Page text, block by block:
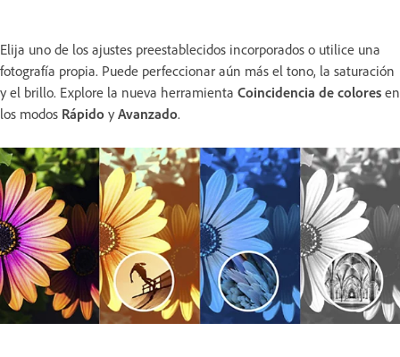
Elija uno de los ajustes preestablecidos incorporados o utilice una
fotografía propia. Puede perfeccionar aún más el tono, la saturación
y el brillo. Explore la nueva herramienta Coincidencia de colores en
los modos Rápido y Avanzado.